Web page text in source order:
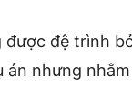
đệ trình
án nhưng